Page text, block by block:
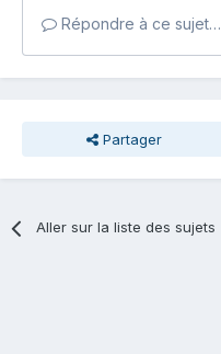
Répondre à ce sujet…
Partager
Aller sur la liste des sujets